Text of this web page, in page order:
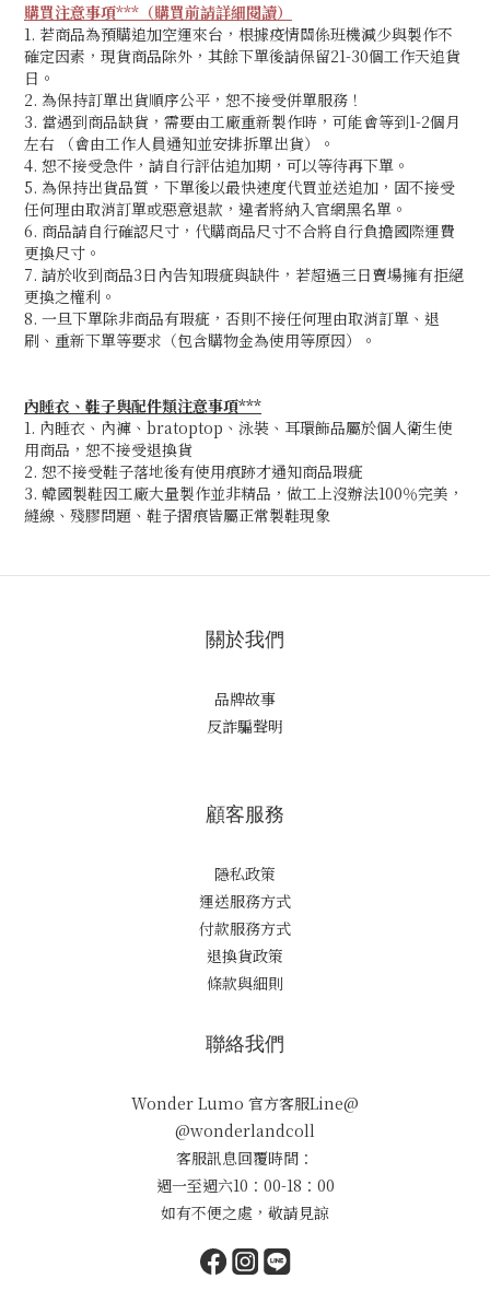
購買注意事項***（購買前請詳細閱讀）
1. 若商品為預購追加空運來台，根據疫情關係班機減少與製作不
確定因素，現貨商品除外，其餘下單後請保留21-30個工作天追貨
日。
2. 為保持訂單出貨順序公平，恕不接受併單服務！
3. 當遇到商品缺貨，需要由工廠重新製作時，可能會等到1-2個月
左右 （會由工作人員通知並安排拆單出貨）。
4. 恕不接受急件，請自行評估追加期 ，可以等待再下單。
5. 為保持出貨品質，下單後以最快速度代買並送追加，固不接受
任何理由取消訂單或惡意退款，違者將納入官網黑名單。
6. 商品請自行確認尺寸，代購商品尺寸不合將自行負擔國際運費
更換尺寸。
7. 請於收到商品3日內告知瑕疵與缺件，若超過三日賣場擁有拒絕
更換之權利。
8. 一旦下單除非商品有瑕疵，否則不接任何理由取消訂單、退
刷、重新下單等要求（包含購物金為使用等原因）。
內睡衣、鞋子與配件類注意事項***
1. 內睡衣、內褲、bratoptop、泳裝、耳環飾品屬於個人衛生使
用商品，恕不接受退換貨
2. 恕不接受鞋子落地後有使用痕跡才通知商品瑕疵
3. 韓國製鞋因工廠大量製作並非精品，做工上沒辦法100％完美，
縫線、殘膠問題、鞋子摺痕皆屬正常製鞋現象
關於我們
品牌故事
反詐騙聲明
顧客服務
隱私政策
運送服務方式
付款服務方式
退換貨政策
條款與細則
聯絡我們
Wonder Lumo 官方客服Line@
@wonderlandcoll
客服訊息回覆時間：
週一至週六10：00-18：00
如有不便之處，敬請見諒